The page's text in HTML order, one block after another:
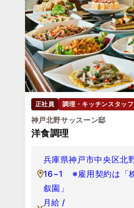
正社員 調理・キッチンスタッフ
神戸北野サッスーン邸
洋食調理
兵庫県神戸市中央区北
16−1 ※雇用契約は「
叙園」
月給 /